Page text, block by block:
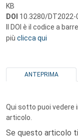
KB
DOI 10.3280/DT2022-
Il DOI è il codice a
più clicca qui
ANTEPRIMA
Qui sotto puoi vedere
articolo.
Se questo articolo